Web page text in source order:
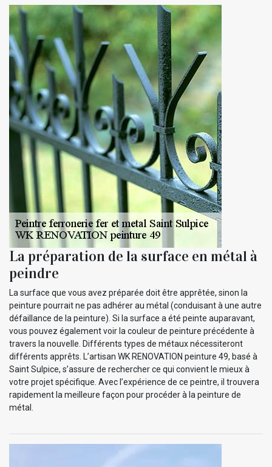
La préparation de la surface en métal à
peindre
La surface que vous avez préparée doit être apprêtée, sinon la
peinture pourrait ne pas adhérer au métal (conduisant à une autre
défaillance de la peinture). Si la surface a été peinte auparavant,
vous pouvez également voir la couleur de peinture précédente à
travers la nouvelle. Différents types de métaux nécessiteront
différents apprêts. L’artisan WK RENOVATION peinture 49, basé à
Saint Sulpice, s’assure de rechercher ce qui convient le mieux à
votre projet spécifique. Avec l’expérience de ce peintre, il trouvera
rapidement la meilleure façon pour procéder à la peinture de
métal.